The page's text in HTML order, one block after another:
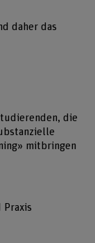
daher das
die
mitbringen
Praxis